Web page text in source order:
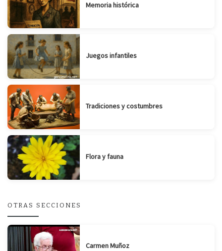
Memoria histórica
Juegos infantiles
Tradiciones y costumbres
Flora y fauna
OTRAS SECCIONES
Carmen Muñoz